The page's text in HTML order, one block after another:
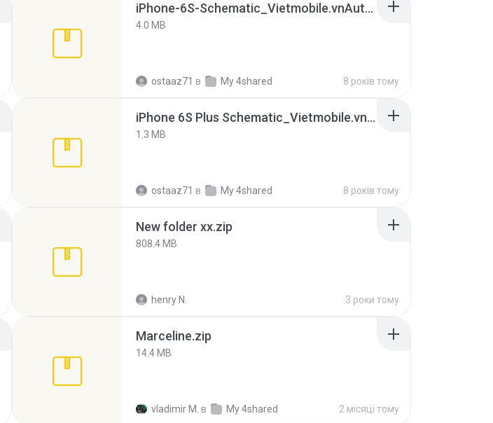
iPhone-6S-Schematic_Vietmobile.vnAutosaved_2.rar
4.0 MB
ostaaz71 в My 4shared 8 років тому
iPhone 6S Plus Schematic_Vietmobile.vn.rar
1.3 MB
ostaaz71 в My 4shared 8 років тому
New folder xx.zip
808.4 MB
henry N. 3 роки тому
Marceline.zip
14.4 MB
vladimir M. в My 4shared 2 місяці тому